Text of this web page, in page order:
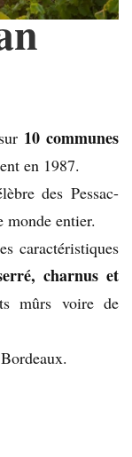
10 communes
en 1987.
des Pessac-
entier.
caractéristiques
charnus et
mûrs voire de